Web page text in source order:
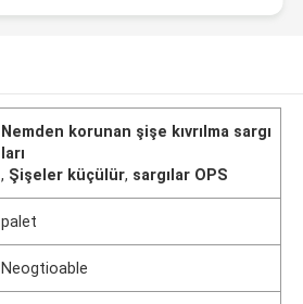
Nemden korunan şişe kıvrılma sargı
ları
, Şişeler küçülür, sargılar OPS
palet
Neogtioable